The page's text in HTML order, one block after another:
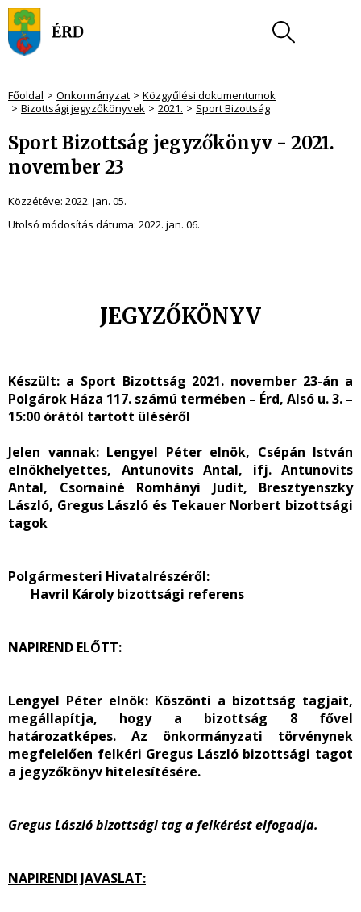
Főoldal Önkormányzat
Közgyűlési dokumentumok
Bizottsági jegyzőkönyvek
2021. Sport Bizottság
Sport Bizottság jegyzőkönyv - 2021.
november 23
Közzétéve: 2022. jan. 05.
Utolsó módosítás dátuma: 2022. jan. 06.
JEGYZŐKÖNYV
Készült: a Sport Bizottság 2021. november 23-án a
Polgárok Háza 117. számú termében – Érd, Alsó u. 3. –
15:00 órától tartott üléséről
Jelen vannak:Lengyel Péter elnök, Csépán István
elnökhelyettes, Antunovits Antal, ifj. Antunovits
Antal, Csornainé Romhányi Judit, Bresztyenszky
László, Gregus László és Tekauer Norbert bizottsági
tagok
Polgármesteri Hivatalrészéről:
Havril Károly bizottsági referens
NAPIREND ELŐTT:
Lengyel Péter elnök: Köszönti a bizottság tagjait,
megállapítja, hogy a bizottság 8 fővel
határozatképes. Az önkormányzati törvénynek
megfelelően felkéri Gregus László bizottsági tagot
a jegyzőkönyv hitelesítésére.
Gregus László bizottsági taga felkérést elfogadja.
NAPIRENDI JAVASLAT: